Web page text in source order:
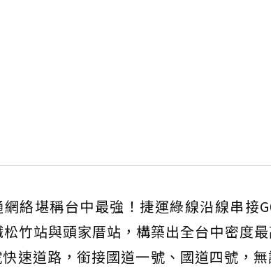
堪稱台中最強！捷運綠線沿線串接
竹站與頭家厝站，構築出全台中密度最
速道路，銜接國道一號、國道四號，